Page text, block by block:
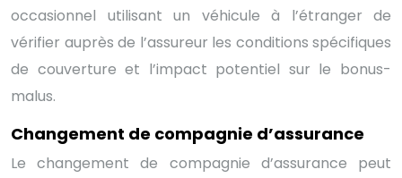
occasionnel utilisant un véhicule à l’étranger de
vérifier auprès de l’assureur les conditions spécifiques
de couverture et l’impact potentiel sur le bonus-
malus.
Changement de compagnie d’assurance
Le changement de compagnie d’assurance peut